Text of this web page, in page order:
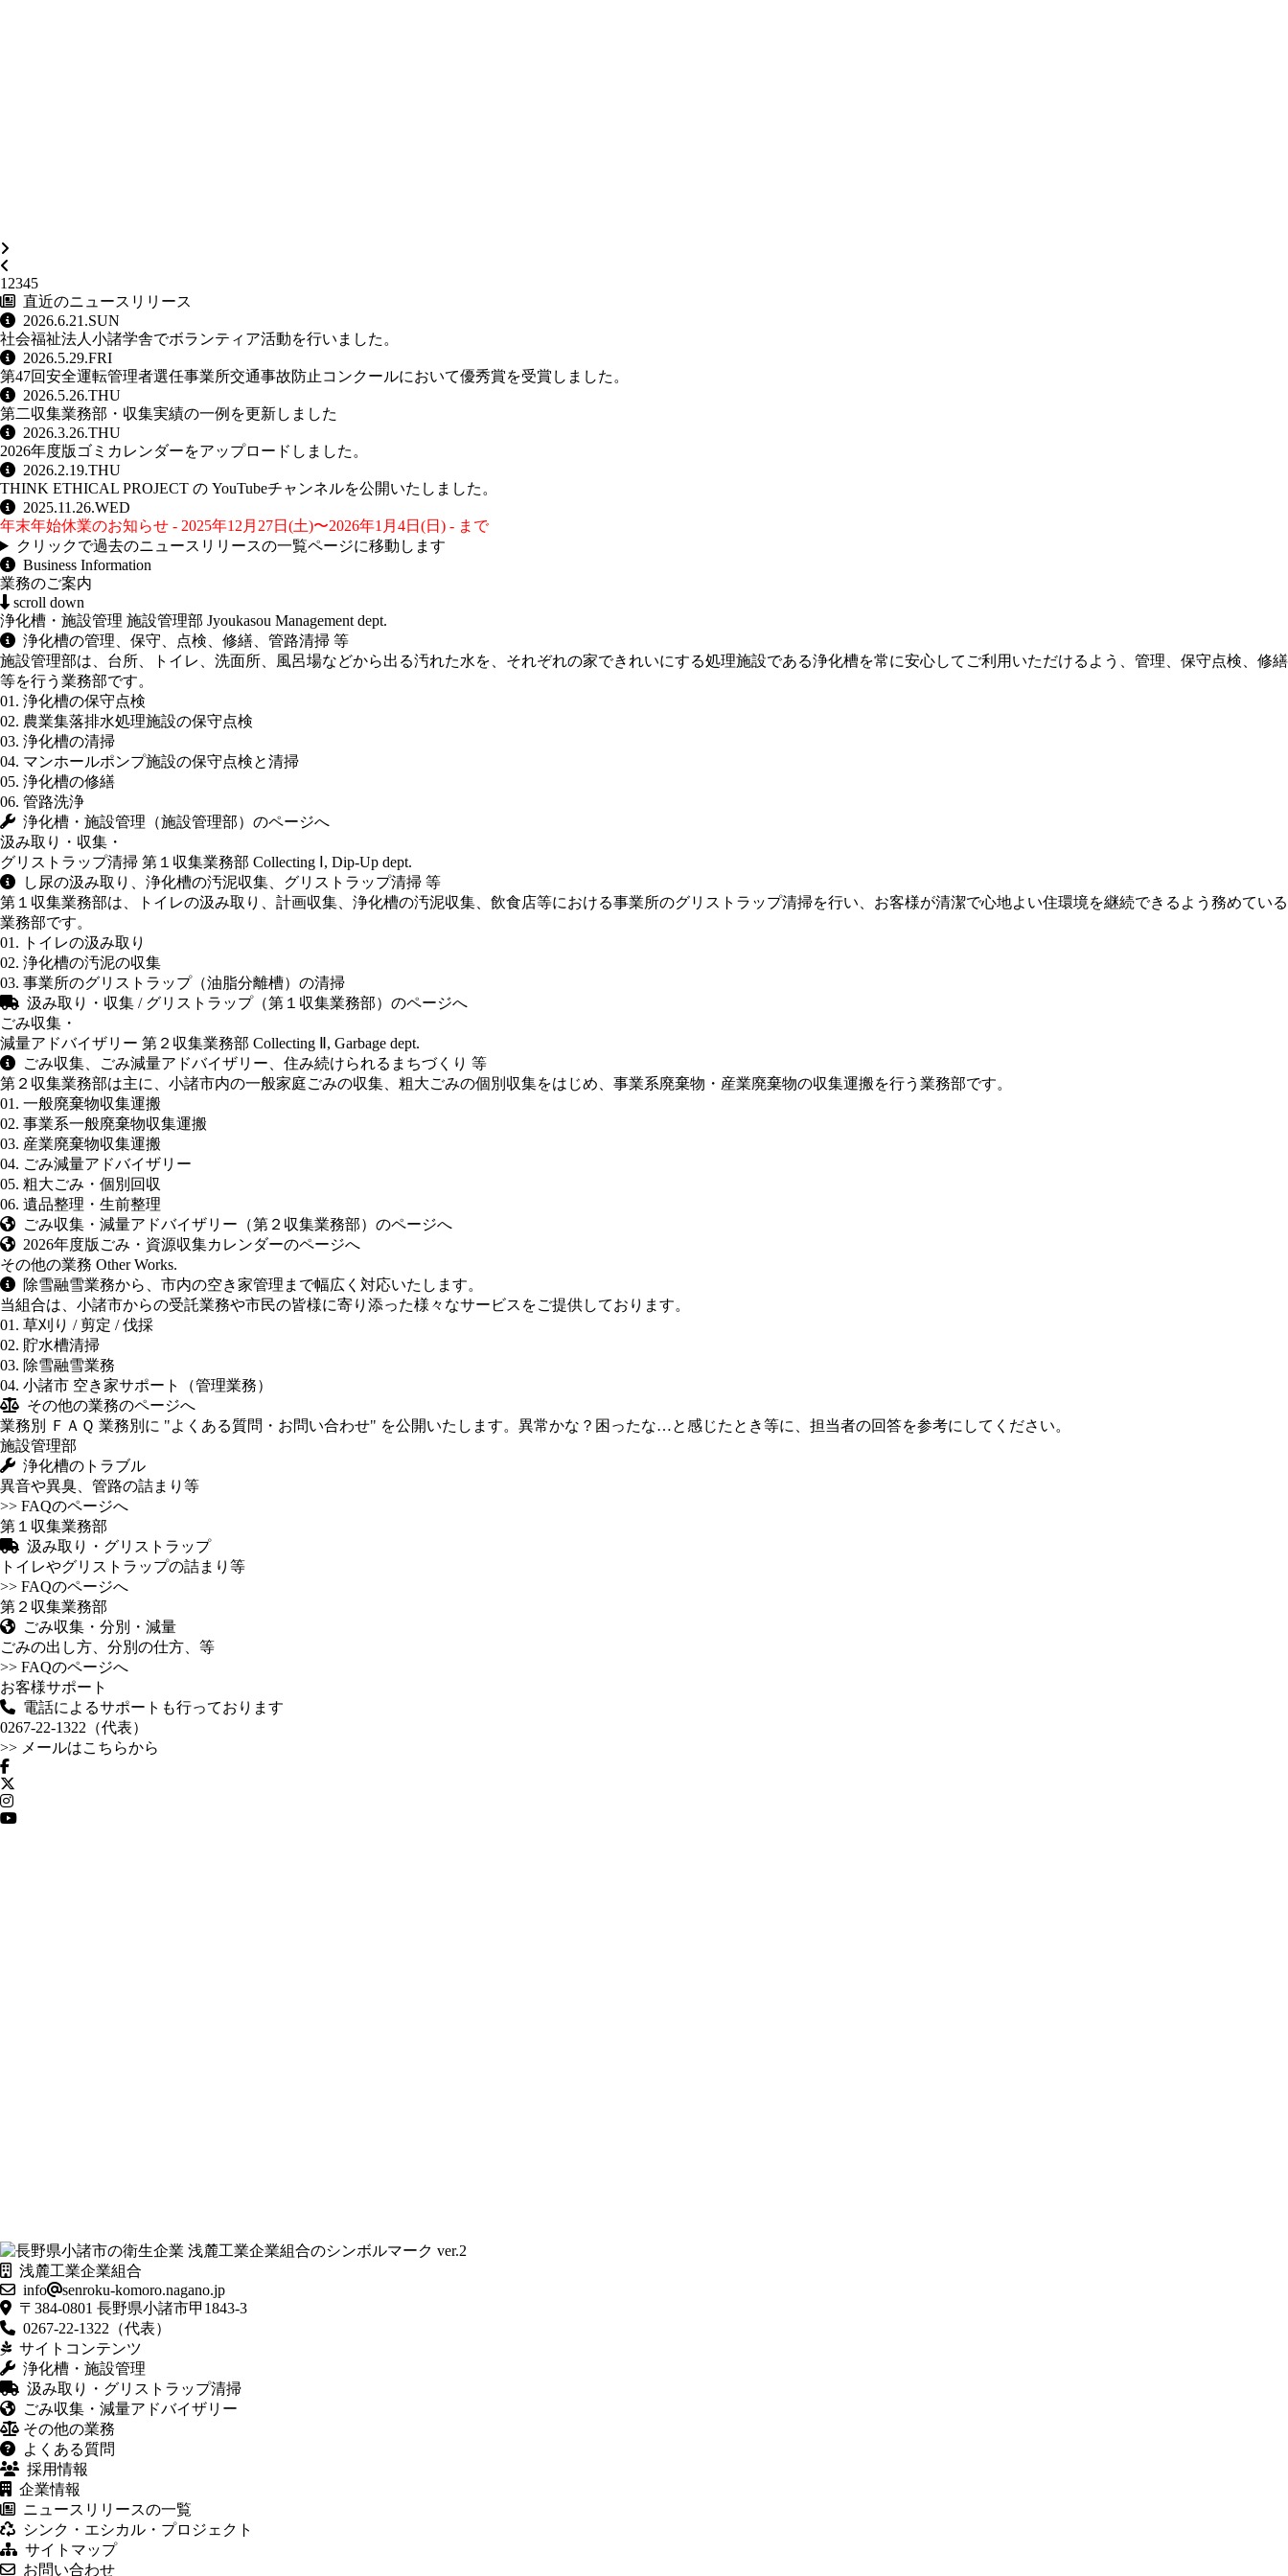
1 2345
直近のニュースリリース
2026.6.21.SUN
社会福祉法人小諸学舎でボランティア活動を行いました。
2026.5.29.FRI
第47回安全運転管理者選任事業所交通事故防止コンクールにおいて優秀賞を受賞しました。
2026.5.26.THU
第二収集業務部・収集実績の一例を更新しました
2026.3.26.THU
2026年度版ゴミカレンダーをアップロードしました。
2026.2.19.THU
THINK ETHICAL PROJECT の YouTubeチャンネルを公開いたしました。
2025.11.26.WED
年末年始休業のお知らせ - 2025年12月27日(土)〜2026年1月4日(日) - まで
クリックで過去のニュースリリースの一覧ページに移動します
Business Information
業務のご案内
scroll down
浄化槽・施設管理 施設管理部 Jyoukasou Management dept.
浄化槽の管理、保守、点検、修繕、管路清掃 等
施設管理部は、台所、トイレ、洗面所、風呂場などから出る汚れた水を、それぞれの家できれいにする処理施設である浄化槽を常に安心してご利用いただけるよう、管理、保守点検、修繕
等を行う業務部です。
01. 浄化槽の保守点検
02. 農業集落排水処理施設の保守点検
03. 浄化槽の清掃
04. マンホールポンプ施設の保守点検と清掃
05. 浄化槽の修繕
06. 管路洗浄
浄化槽・施設管理（施設管理部）のページへ
汲み取り・収集・
グリストラップ清掃 第１収集業務部 Collecting Ⅰ, Dip-Up dept.
し尿の汲み取り、浄化槽の汚泥収集、グリストラップ清掃 等
第１収集業務部は、トイレの汲み取り、計画収集、浄化槽の汚泥収集、飲食店等における事業所のグリストラップ清掃を行い、お客様が清潔で心地よい住環境を継続できるよう務めている
業務部です。
01. トイレの汲み取り
02. 浄化槽の汚泥の収集
03. 事業所のグリストラップ（油脂分離槽）の清掃
汲み取り・収集 / グリストラップ（第１収集業務部）のページへ
ごみ収集・
減量アドバイザリー 第２収集業務部 Collecting Ⅱ, Garbage dept.
ごみ収集、ごみ減量アドバイザリー、住み続けられるまちづくり 等
第２収集業務部は主に、小諸市内の一般家庭ごみの収集、粗大ごみの個別収集をはじめ、事業系廃棄物・産業廃棄物の収集運搬を行う業務部です。
01. 一般廃棄物収集運搬
02. 事業系一般廃棄物収集運搬
03. 産業廃棄物収集運搬
04. ごみ減量アドバイザリー
05. 粗大ごみ・個別回収
06. 遺品整理・生前整理
ごみ収集・減量アドバイザリー（第２収集業務部）のページへ
2026年度版ごみ・資源収集カレンダーのページへ
その他の業務 Other Works.
除雪融雪業務から、市内の空き家管理まで幅広く対応いたします。
当組合は、小諸市からの受託業務や市民の皆様に寄り添った様々なサービスをご提供しております。
01. 草刈り / 剪定 / 伐採
02. 貯水槽清掃
03. 除雪融雪業務
04. 小諸市 空き家サポート（管理業務）
その他の業務のページへ
業務別 ＦＡＱ 業務別に "よくある質問・お問い合わせ" を公開いたします。異常かな？困ったな…と感じたとき等に、担当者の回答を参考にしてください。
施設管理部
浄化槽のトラブル
異音や異臭、管路の詰まり等
>> FAQのページへ
第１収集業務部
汲み取り・グリストラップ
トイレやグリストラップの詰まり等
>> FAQのページへ
第２収集業務部
ごみ収集・分別・減量
ごみの出し方、分別の仕方、等
>> FAQのページへ
お客様サポート
電話によるサポートも行っております
0267-22-1322（代表）
>> メールはこちらから
浅麓工業企業組合
info
senroku-komoro.nagano.jp
〒384-0801 長野県小諸市甲1843-3
0267-22-1322（代表）
サイトコンテンツ
浄化槽・施設管理
汲み取り・グリストラップ清掃
ごみ収集・減量アドバイザリー
その他の業務
よくある質問
採用情報
企業情報
ニュースリリースの一覧
シンク・エシカル・プロジェクト
サイトマップ
お問い合わせ